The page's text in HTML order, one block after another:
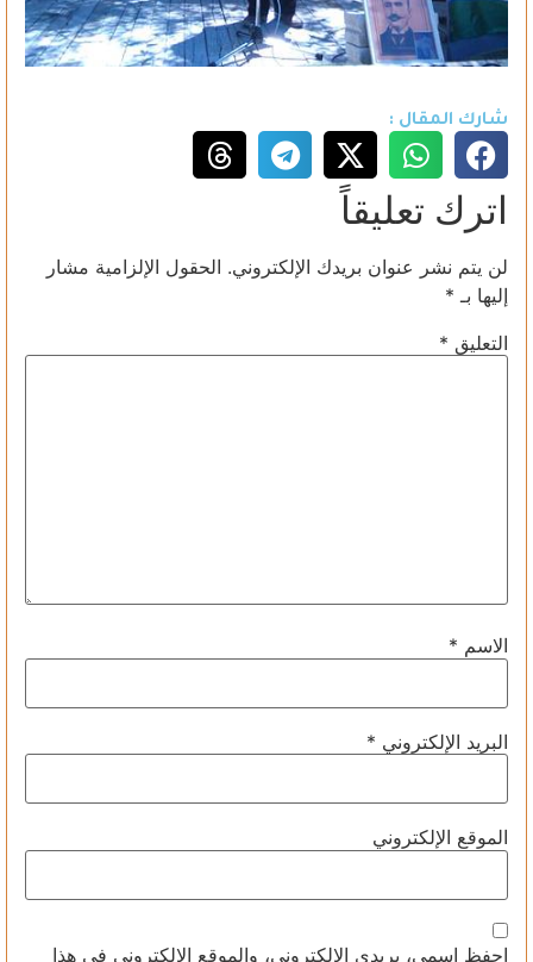
شارك المقال :
اترك تعليقاً
لن يتم نشر عنوان بريدك الإلكتروني. الحقول الإلزامية مشار
إليها بـ *
التعليق *
الاسم *
البريد الإلكتروني *
الموقع الإلكتروني
احفظ اسمي، بريدي الإلكتروني، والموقع الإلكتروني في هذا